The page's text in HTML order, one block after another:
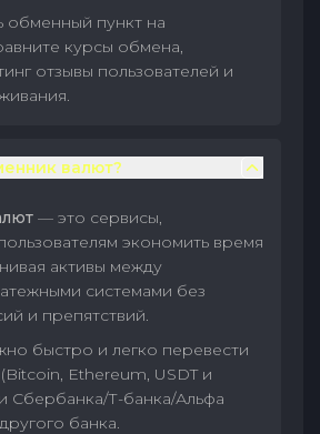
обменный пункт на
курсы обмена,
отзывы пользователей и
валют?
— это сервисы,
экономить время
активы между
системами без
и препятствий.
быстро и легко перевести
Ethereum, USDT и
Сбербанка/Т-банка/Альфа
банка.